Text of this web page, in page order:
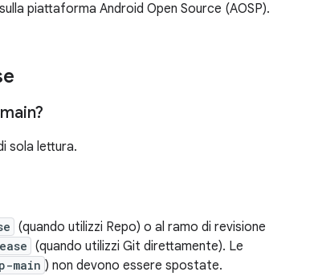
piattaforma Android Open Source (AOSP).
sola lettura.
(quando utilizzi Repo) o al ramo di revisione
(quando utilizzi Git direttamente). Le
main ) non devono essere spostate.